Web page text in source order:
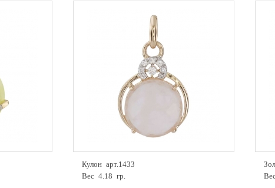
Кулон арт.1433
Вес 4.18 гр.